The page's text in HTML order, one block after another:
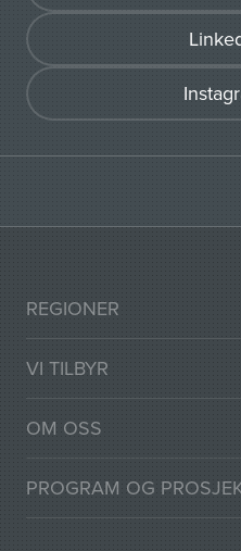
REGIONER
VI TILBYR
OM OSS
PROGRAM OG